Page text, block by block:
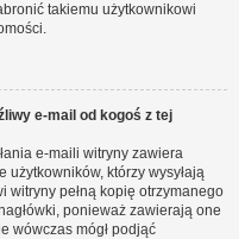
takiemu użytkownikowi
e-mail od kogoś z tej
e-maili witryny zawiera
którzy wysyłają
witryny pełną kopię otrzymanego
ponieważ zawierają one
wówczas mógł podjąć